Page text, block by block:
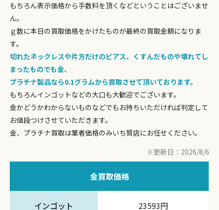
もちろん表示価格から手数料を頂くなどということはございませ
ん。
ｇ数に本日の買取価格をかけたものが最終の買取金額になりま
す。
切れたネックレスや片方だけのピアス、くすんだものや壊れてし
まったものでも金、
プラチナ製品なら0.1グラムから買取させて頂いております。
もちろんインゴットなどの大口も大歓迎でございます。
金かどうかわからないものなどでもお持ちいただければ判定して
お値段つけさせていただきます。
金、プラチナ買取は業者価格のみいち質店にお任せください。
※更新日：2026/8/6
金買取価格
インゴット 23593円